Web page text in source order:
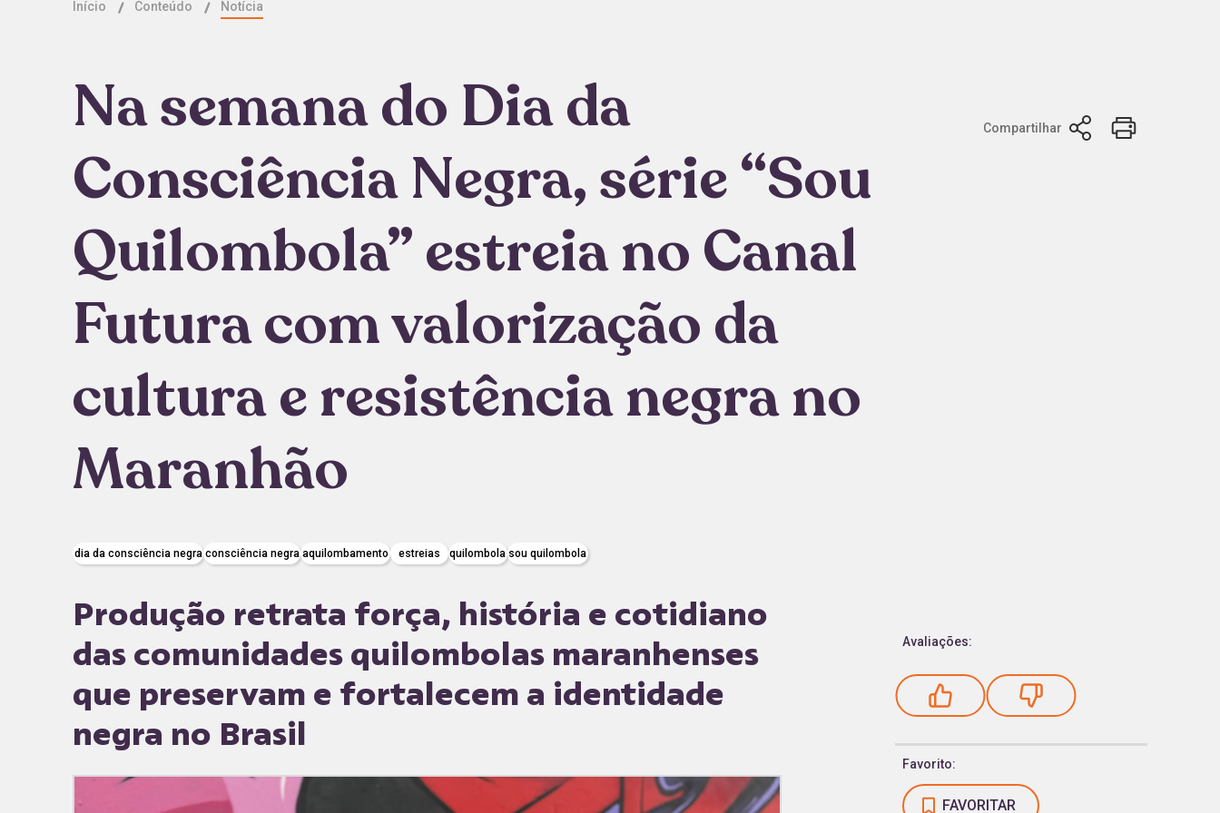
Início Conteúdo Notícia
Na semana do Dia da
Consciência Negra, série “Sou
Quilombola” estreia no Canal
Futura com valorização da
cultura e resistência negra no
Maranhão
dia da consciência negra consciência negra aquilombamento estreias quilombola sou quilombola
Compartilhar
Produção retrata força, história e cotidiano
das comunidades quilombolas maranhenses
que preservam e fortalecem a identidade
negra no Brasil
Avaliações:
Favorito:
FAVORITAR